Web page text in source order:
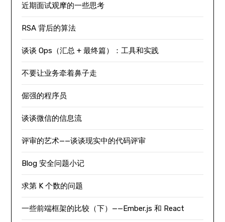
近期面试观摩的一些思考
RSA 背后的算法
谈谈 Ops（汇总 + 最终篇）：工具和实践
不要让业务牵着鼻子走
倔强的程序员
谈谈微信的信息流
评审的艺术——谈谈现实中的代码评审
Blog 安全问题小记
求第 K 个数的问题
一些前端框架的比较（下）——Ember.js 和 React